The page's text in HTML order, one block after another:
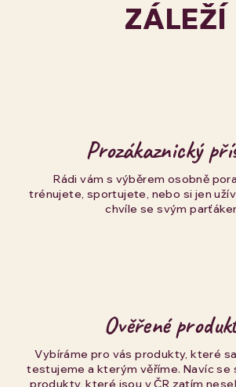
ZÁLEŽÍ
Prozákaznický
Rádi vám s výběrem osobně
trénujete, sportujete, nebo si jen
chvíle se svým
Ověřené
Vybíráme pro vás produkty, které
testujeme a kterým věříme. Navíc se
produkty, které jsou v ČR zatím